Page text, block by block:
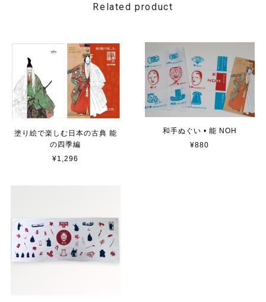
Related product
塗り絵で楽しむ日本の古典 能
の四季編
¥1,296
和手ぬぐい • 能 NOH
¥880